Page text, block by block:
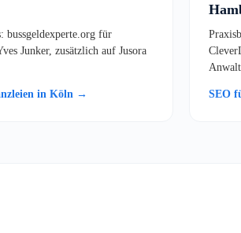
bussgeldexperte.org für
Junker, zusätzlich auf Jusora
in Köln → SEO